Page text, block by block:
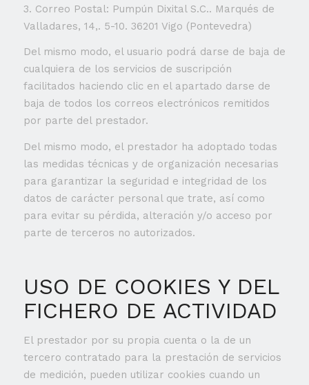
3. Correo Postal: Pumpún Dixital S.C.. Marqués de
Valladares, 14,. 5-10. 36201 Vigo (Pontevedra)
Del mismo modo, el usuario podrá darse de baja de
cualquiera de los servicios de suscripción
facilitados haciendo clic en el apartado darse de
baja de todos los correos electrónicos remitidos
por parte del prestador.
Del mismo modo, el prestador ha adoptado todas
las medidas técnicas y de organización necesarias
para garantizar la seguridad e integridad de los
datos de carácter personal que trate, así como
para evitar su pérdida, alteración y/o acceso por
parte de terceros no autorizados.
USO DE COOKIES Y DEL
FICHERO DE ACTIVIDAD
El prestador por su propia cuenta o la de un
tercero contratado para la prestación de servicios
de medición, pueden utilizar cookies cuando un